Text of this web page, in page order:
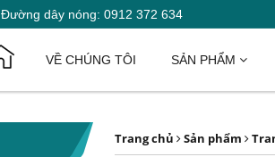
Đường dây nóng: 0912 372 634
VỀ CHÚNG TÔI SẢN PHẨM
Trang chủ Sản phẩm